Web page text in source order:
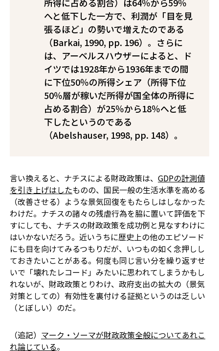
へと低下した一方で、利潤が「目を見
張るほど」の勢いで増えたのである
（Barkai, 1990, pp. 196）。さらに
は、アーベルスハウザーによると、ド
イツでは1928年から1936年までの間
に下位50％の所得シェア（所得下位
50％層が稼いだ所得が国全体の所得に
占める割合）が25％から18％へと低
下したというのである
（Abelshauser, 1998, pp. 148）。
言い換えると、ナチスによる財政政策は、 GDPの計測値
を引き上げはしたものの、国民一般の生活水準を高める
（改善させる）ような景気回復をもたらしはしなかった
わけだ。ナチスの諸々の残虐行為を脇に置いて評価を下
すにしても、ナチスの財政政策を成功例と見なすわけに
はいかないだろう。近いうちに歴史上の他のエピソード
にも目を向けてみるつもりだが、いつもの如く念押しし
ておきたいことがある。何度も同じ言い分を繰り返すせ
いで「壊れたレコード」みたいに思われてしまうかもし
れないが、財政政策――とりわけ、政府支出の拡大――の（景気
対策としての）有効性を裏付ける証拠というのは乏しい
（とぼしい）のだ。
（追記） マーク・ソーマが財政政策全般についてあれこ
れ論じている。